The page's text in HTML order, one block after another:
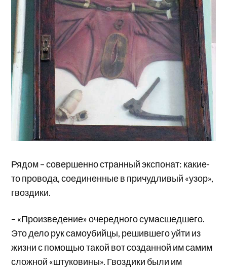
Рядом – совершенно странный экспонат: какие-
то провода, соединенные в причудливый «узор»,
гвоздики.
– «Произведение» очередного сумасшедшего.
Это дело рук самоубийцы, решившего уйти из
жизни с помощью такой вот созданной им самим
сложной «штуковины». Гвоздики были им